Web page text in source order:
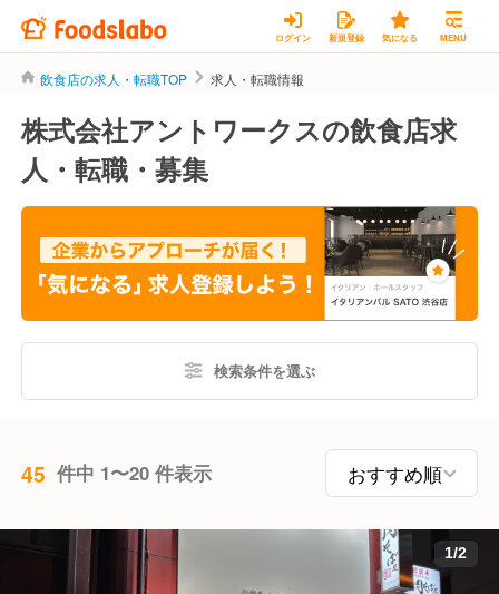
ログイン 新規登録 気になる MENU
飲食店の求人・転職TOP 求人・転職情報
株式会社アントワークスの飲食店求
人・転職・募集
検索条件を選ぶ
45 件中 1〜20 件表示
1/2